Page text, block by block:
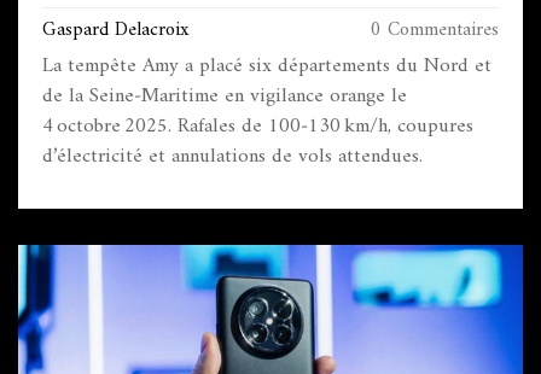
Gaspard Delacroix 0 Commentaires
La tempête Amy a placé six départements du Nord et
de la Seine‑Maritime en vigilance orange le
4 octobre 2025. Rafales de 100‑130 km/h, coupures
d’électricité et annulations de vols attendues.